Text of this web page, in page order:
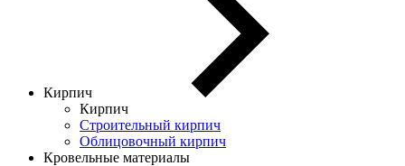
Кирпич
Кирпич
Строительный кирпич
Облицовочный кирпич
Кровельные материалы